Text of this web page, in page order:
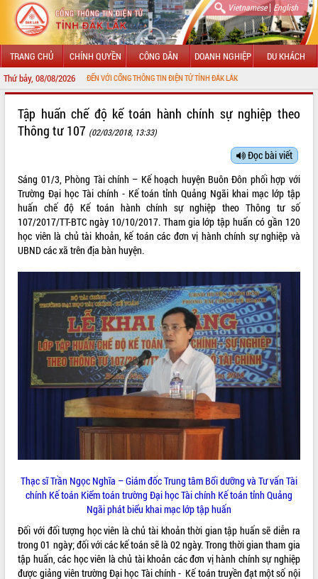
Vietnamese| English
TRANG CHỦ CHÍNH QUYỀN CÔNG DÂN DOANH NGHIỆP DU KHÁCH
Thứ bảy, 08/08/2026
MỪNG ĐẾN VỚI CỔNG THÔNG TIN ĐIỆN TỬ TỈNH ĐẮK LẮK
LÃNH ĐẠO UBND TỈNH
SỞ, BAN, NGÀNH
UBND CÁC XÃ, PHƯỜNG
THÔNG TIN CHỈ ĐẠO ĐIỀU HÀNH
VĂN BẢN HĐND TỈNH
ĐIỂM TIN VĂN BẢN
QUY HOẠCH - KẾ HOẠCH
Tập huấn chế độ kế toán hành chính sự nghiệp theo
Thông tư 107 (02/03/2018, 13:33)
Đọc bài viết
Sáng 01/3, Phòng Tài chính – Kế hoạch huyện Buôn Đôn phối hợp với
Trường Đại học Tài chính - Kế toán tỉnh Quảng Ngãi khai mạc lớp tập
huấn chế độ Kế toán hành chính sự nghiệp theo Thông tư số
107/2017/TT-BTC ngày 10/10/2017. Tham gia lớp tập huấn có gần 120
học viên là chủ tài khoản, kế toán các đơn vị hành chính sự nghiệp và
UBND các xã trên địa bàn huyện.
Thạc sĩ Trần Ngọc Nghĩa – Giám đốc Trung tâm Bổi dưỡng và Tư vấn Tài
chính Kế toán Kiểm toán trường Đại học Tài chính Kế toán tỉnh Quảng
Ngãi phát biểu khai mạc lớp tập huấn
Đối với đối tượng học viên là chủ tài khoản thời gian tập huấn sẽ diễn ra
trong 01 ngày; đối với các kế toán sẽ là 02 ngày. Trong thời gian tham gia
tập huấn, các học viên là chủ tài khoản các đơn vị hành chính sự nghiệp
được giảng viên trường Đại học Tài chính - Kế toán truyền đạt một số nội